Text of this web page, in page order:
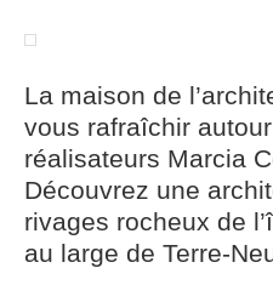
La maison de
vous rafraîchir
réalisateurs Marcia
Découvrez une
rivages rocheux de
au large de Terre-